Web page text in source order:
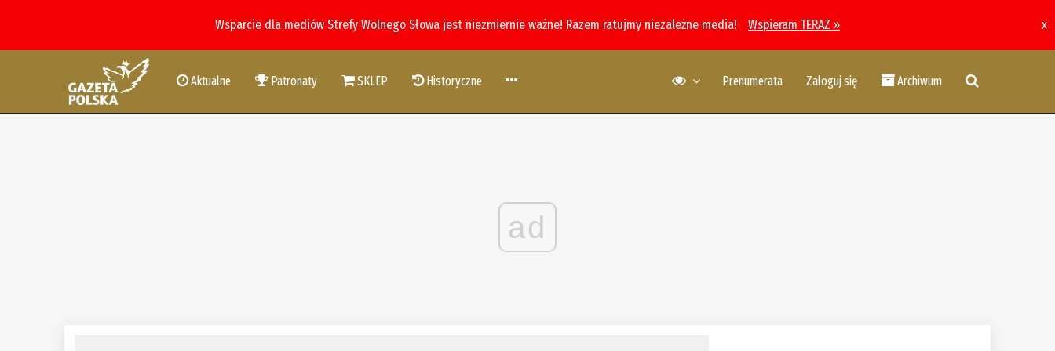
Wsparcie dla mediów Strefy Wolnego Słowa jest niezmiernie ważne! Razem ratujmy niezależne media! Wspieram TERAZ » x
Aktualne Patronaty SKLEP Historyczne Prenumerata Zaloguj się Archiwum
ad